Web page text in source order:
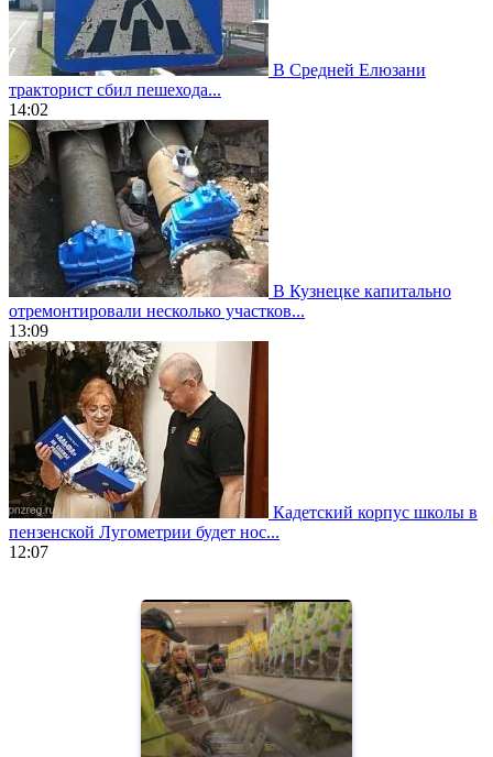
В Средней Елюзани
тракторист сбил пешехода...
14:02
В Кузнецке капитально
отремонтировали несколько участков...
13:09
Кадетский корпус школы в
пензенской Лугометрии будет нос...
12:07